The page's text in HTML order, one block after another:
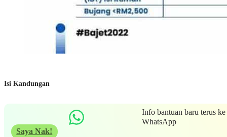
Isi Kandungan
Info bantuan baru terus ke
WhatsApp
Saya Nak!